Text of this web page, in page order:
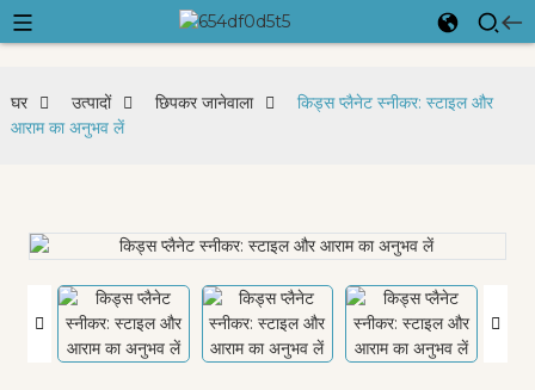
घर उत्पादों छिपकर जानेवाला
किड्स प्लैनेट स्नीकर: स्टाइल और
आराम का अनुभव लें